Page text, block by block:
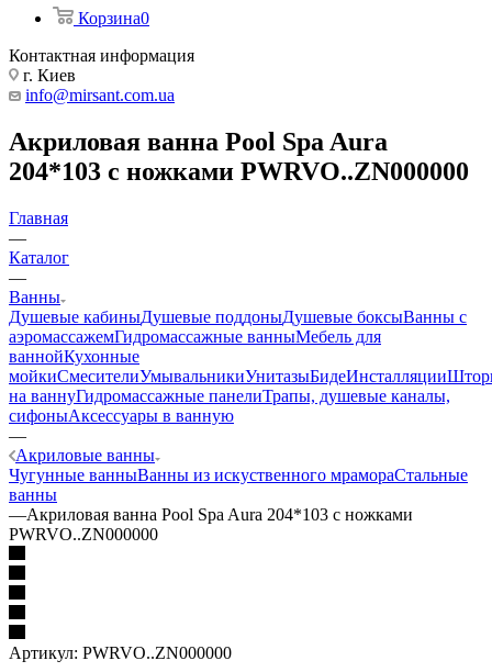
Корзина0
Контактная информация
г. Киев
info@mirsant.com.ua
Акриловая ванна Pool Spa Aura
204*103 с ножками PWRVO..ZN000000
Главная
—
Каталог
—
Ванны
Душевые кабиныДушевые поддоныДушевые боксыВанны с
аэромассажемГидромассажные ванныМебель для
ваннойКухонные
мойкиСмесителиУмывальникиУнитазыБидеИнсталляции
на ваннуГидромассажные панелиТрапы, душевые каналы,
сифоныАксессуары в ванную
—
Акриловые ванны
Чугунные ванныВанны из искуственного мрамораСтальные
ванны
—Акриловая ванна Pool Spa Aura 204*103 с ножками
PWRVO..ZN000000
Артикул: PWRVO..ZN000000